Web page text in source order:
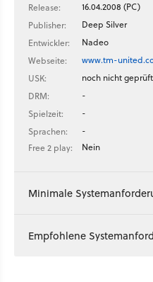
Release:
16.04.2008 (PC)
Publisher:
Deep Silver
Entwickler:
Nadeo
Webseite:
www.tm-
USK:
noch nicht geprüft
DRM:
-
Spielzeit:
-
Sprachen:
-
Free 2 play:
Nein
Minimale
Empfohlene